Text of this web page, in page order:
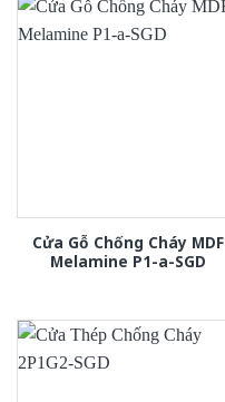
Cửa Gỗ Chống Cháy MDF
Melamine P1-a-SGD